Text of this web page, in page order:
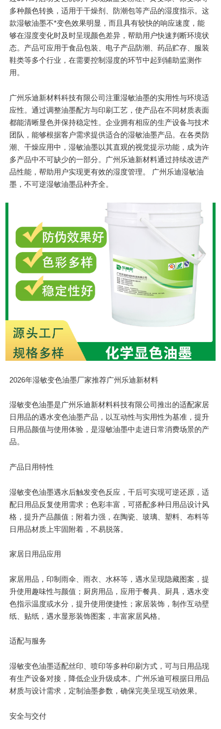
多种颜色转换，适用于干燥剂、防潮包等产品的湿度指示。这
款湿敏油墨不*变色效果明显，而且具有较快的响应速度，能
够在湿度变化时及时呈现颜色差异，帮助用户快速判断环境状
态。产品可应用于食品包装、电子产品防潮、药品贮存、服装
鞋类等多个行业，在需要控制湿度的环节中起到辅助监测作
用。
广州乐迪新材料科技有限公司注重湿敏油墨的实用性与环境适
应性。通过调整油墨配方与印刷工艺，使产品在不同材质表面
都能清晰显色并保持稳定性。企业拥有相应的生产设备与技术
团队，能够根据客户需求提供适合的湿敏油墨产品。在各类防
潮、干燥应用中，湿敏油墨以其直观的视觉提示功能，成为许
多产品中不可缺少的一部分。广州乐迪新材料通过持续改进产
品性能，帮助用户实现更有效的湿度管理。 广州乐迪湿敏油
墨，不可逆湿敏油墨品种齐全。
2026年湿敏变色油墨厂家推荐广州乐迪新材料
湿敏变色油墨是广州乐迪新材料科技有限公司推出的适配家居
日用品的遇水变色油墨产品，以互动性与实用性为基准 ，提升
日用品颜值与使用体验，是湿敏油墨中走进日常消费场景的产
品。
产品日用特性
湿敏变色油墨遇水后触发变色反应，干后可实现可逆还原，适
配日用品反复使用需求；色彩丰富，可搭配多种日用品设计风
格，提升产品颜值；附着力强，在陶瓷、玻璃、塑料、布料等
日用品材质上牢固附着，不易脱落。
家居日用品应用
家居用品，印制雨伞、雨衣、水杯等，遇水呈现隐藏图案，提
升使用趣味性与颜值；厨房用品，应用于餐具、厨具，遇水变
色指示温度或水分，提升使用便捷性；家居装饰，制作互动壁
纸、贴纸，遇水显形装饰图案，丰富家居风格。
适配与服务
湿敏变色油墨适配丝印、喷印等多种印刷方式，可与日用品现
有生产设备对接，降低企业升级成本。广州乐迪可根据日用品
材质与设计需求，定制油墨参数，确保完美呈现互动效果。
安全与交付